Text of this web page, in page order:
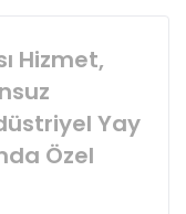
Hizmet,
Yay
Özel